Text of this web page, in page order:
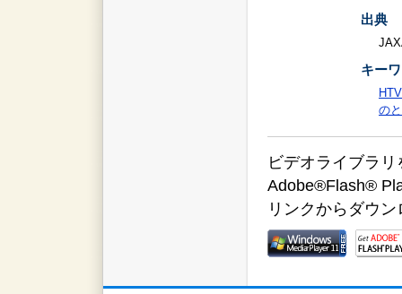
出典
キー
の
ビデオライブラ
Adobe®Flash®
リンクからダウ